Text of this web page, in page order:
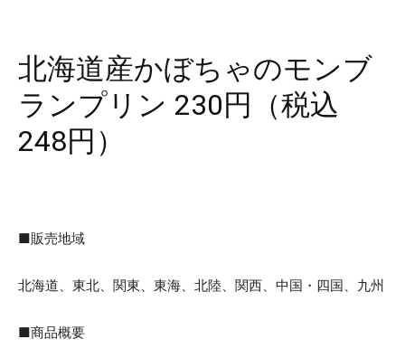
北海道産かぼちゃのモンブ
ランプリン 230円（税込
248円）
■販売地域
北海道、東北、関東、東海、北陸、関西、中国・四国、九州
■商品概要